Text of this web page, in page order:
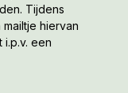
Tijdens
hiervan
i.p.v. een